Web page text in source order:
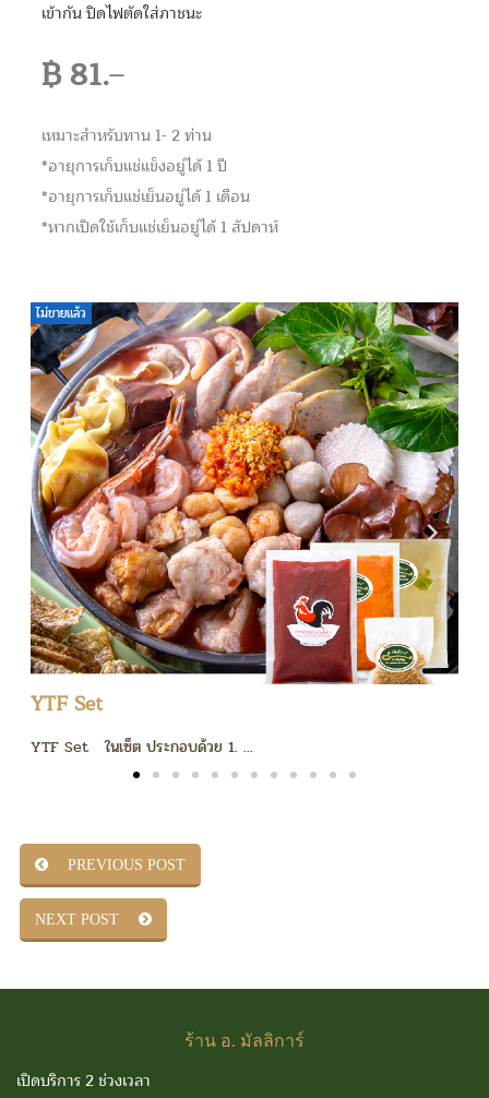
เข้ากัน ปิดไฟตัดใส่ภาชนะ
฿ 81.–
เหมาะสำหรับทาน 1- 2 ท่าน
*อายุการเก็บแช่แข็งอยู่ได้ 1 ปี
*อายุการเก็บแช่เย็นอยู่ได้ 1 เดือน
*หากเปิดใช้เก็บแช่เย็นอยู่ได้ 1 สัปดาห์
ไม่ขายแล้ว
YTF Set
YTF Set ในเซ็ต ประกอบด้วย 1. ...
PREVIOUS POST
NEXT POST
ร้าน อ. มัลลิการ์
เปิดบริการ 2 ช่วงเวลา